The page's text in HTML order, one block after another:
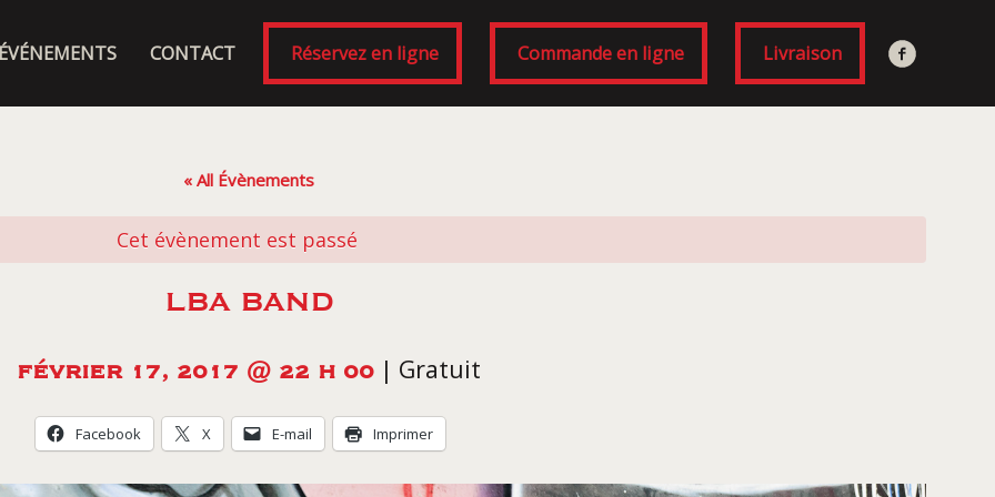
ÉVÉNEMENTS CONTACT Réservez en ligne Commande en ligne Livraison
« All Évènements
Cet évènement est passé
LBA BAND
FÉVRIER 17, 2017 @ 22 H 00 | Gratuit
Facebook X E-mail Imprimer